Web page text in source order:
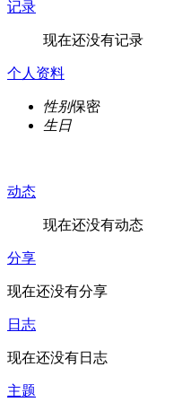
记录
现在还没有记录
个人资料
性别保密
生日
动态
现在还没有动态
分享
现在还没有分享
日志
现在还没有日志
主题